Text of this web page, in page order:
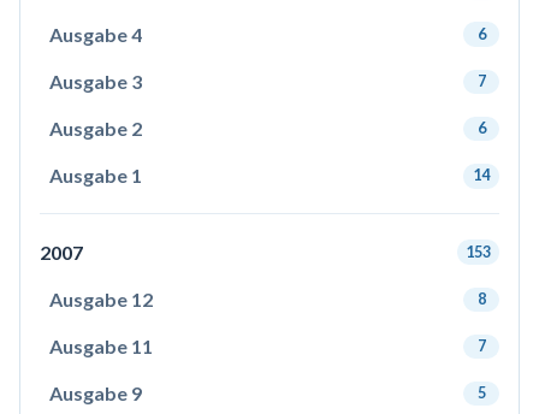
Ausgabe 4 6
Ausgabe 3 7
Ausgabe 2 6
Ausgabe 1 14
2007 153
Ausgabe 12 8
Ausgabe 11 7
Ausgabe 9 5